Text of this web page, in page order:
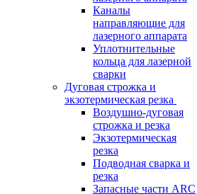
Каналы
направляющие для
лазерного аппарата
Уплотнительные
кольца для лазерной
сварки
Дуговая строжка и
экзотермическая резка
Воздушно-дуговая
строжка и резка
Экзотермическая
резка
Подводная сварка и
резка
Запасные части ARC